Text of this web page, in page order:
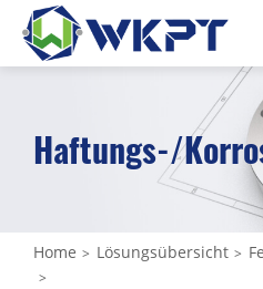
Haftungs-/
Home Lösungsübersicht
English
INDUSTRIEBEREICHE
LÖSUNGSÜBERSICHT